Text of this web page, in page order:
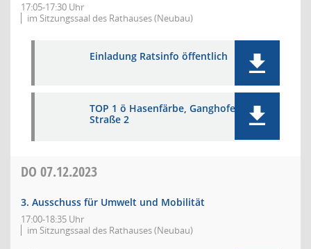
17:05-17:30 Uhr
im Sitzungssaal des Rathauses (Neubau)
Einladung Ratsinfo öffentlich
TOP 1 ö Hasenfärbe, Ganghofer
Straße 2
DO 07.12.2023
3. Ausschuss für Umwelt und Mobilität
17:00-18:35 Uhr
im Sitzungssaal des Rathauses (Neubau)